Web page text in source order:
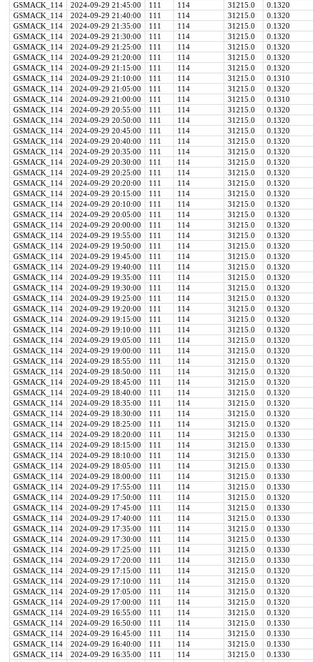
GSMACK_114
2024-09-29 21:45:00 111 114 31215.0
0.1320
GSMACK_114
2024-09-29 21:40:00 111 114 31215.0
0.1320
GSMACK_114
2024-09-29 21:35:00 111 114 31215.0
0.1320
GSMACK_114
2024-09-29 21:30:00 111 114 31215.0
0.1320
GSMACK_114
2024-09-29 21:25:00 111 114 31215.0
0.1320
GSMACK_114
2024-09-29 21:20:00 111 114 31215.0
0.1320
GSMACK_114
2024-09-29 21:15:00 111 114 31215.0
0.1320
GSMACK_114
2024-09-29 21:10:00 111 114 31215.0
0.1310
GSMACK_114
2024-09-29 21:05:00 111 114 31215.0
0.1320
GSMACK_114
2024-09-29 21:00:00 111 114 31215.0
0.1310
GSMACK_114
2024-09-29 20:55:00 111 114 31215.0
0.1320
GSMACK_114
2024-09-29 20:50:00 111 114 31215.0
0.1320
GSMACK_114
2024-09-29 20:45:00 111 114 31215.0
0.1320
GSMACK_114
2024-09-29 20:40:00 111 114 31215.0
0.1320
GSMACK_114
2024-09-29 20:35:00 111 114 31215.0
0.1320
GSMACK_114
2024-09-29 20:30:00 111 114 31215.0
0.1320
GSMACK_114
2024-09-29 20:25:00 111 114 31215.0
0.1320
GSMACK_114
2024-09-29 20:20:00 111 114 31215.0
0.1320
GSMACK_114
2024-09-29 20:15:00 111 114 31215.0
0.1320
GSMACK_114
2024-09-29 20:10:00 111 114 31215.0
0.1320
GSMACK_114
2024-09-29 20:05:00 111 114 31215.0
0.1320
GSMACK_114
2024-09-29 20:00:00 111 114 31215.0
0.1320
GSMACK_114
2024-09-29 19:55:00 111 114 31215.0
0.1320
GSMACK_114
2024-09-29 19:50:00 111 114 31215.0
0.1320
GSMACK_114
2024-09-29 19:45:00 111 114 31215.0
0.1320
GSMACK_114
2024-09-29 19:40:00 111 114 31215.0
0.1320
GSMACK_114
2024-09-29 19:35:00 111 114 31215.0
0.1320
GSMACK_114
2024-09-29 19:30:00 111 114 31215.0
0.1320
GSMACK_114
2024-09-29 19:25:00 111 114 31215.0
0.1320
GSMACK_114
2024-09-29 19:20:00 111 114 31215.0
0.1320
GSMACK_114
2024-09-29 19:15:00 111 114 31215.0
0.1320
GSMACK_114
2024-09-29 19:10:00 111 114 31215.0
0.1320
GSMACK_114
2024-09-29 19:05:00 111 114 31215.0
0.1320
GSMACK_114
2024-09-29 19:00:00 111 114 31215.0
0.1320
GSMACK_114
2024-09-29 18:55:00 111 114 31215.0
0.1320
GSMACK_114
2024-09-29 18:50:00 111 114 31215.0
0.1320
GSMACK_114
2024-09-29 18:45:00 111 114 31215.0
0.1320
GSMACK_114
2024-09-29 18:40:00 111 114 31215.0
0.1320
GSMACK_114
2024-09-29 18:35:00 111 114 31215.0
0.1320
GSMACK_114
2024-09-29 18:30:00 111 114 31215.0
0.1320
GSMACK_114
2024-09-29 18:25:00 111 114 31215.0
0.1320
GSMACK_114
2024-09-29 18:20:00 111 114 31215.0
0.1330
GSMACK_114
2024-09-29 18:15:00 111 114 31215.0
0.1330
GSMACK_114
2024-09-29 18:10:00 111 114 31215.0
0.1330
GSMACK_114
2024-09-29 18:05:00 111 114 31215.0
0.1330
GSMACK_114
2024-09-29 18:00:00 111 114 31215.0
0.1330
GSMACK_114
2024-09-29 17:55:00 111 114 31215.0
0.1330
GSMACK_114
2024-09-29 17:50:00 111 114 31215.0
0.1320
GSMACK_114
2024-09-29 17:45:00 111 114 31215.0
0.1330
GSMACK_114
2024-09-29 17:40:00 111 114 31215.0
0.1330
GSMACK_114
2024-09-29 17:35:00 111 114 31215.0
0.1330
GSMACK_114
2024-09-29 17:30:00 111 114 31215.0
0.1330
GSMACK_114
2024-09-29 17:25:00 111 114 31215.0
0.1330
GSMACK_114
2024-09-29 17:20:00 111 114 31215.0
0.1330
GSMACK_114
2024-09-29 17:15:00 111 114 31215.0
0.1320
GSMACK_114
2024-09-29 17:10:00 111 114 31215.0
0.1320
GSMACK_114
2024-09-29 17:05:00 111 114 31215.0
0.1320
GSMACK_114
2024-09-29 17:00:00 111 114 31215.0
0.1320
GSMACK_114
2024-09-29 16:55:00 111 114 31215.0
0.1320
GSMACK_114
2024-09-29 16:50:00 111 114 31215.0
0.1330
GSMACK_114
2024-09-29 16:45:00 111 114 31215.0
0.1330
GSMACK_114
2024-09-29 16:40:00 111 114 31215.0
0.1330
GSMACK_114
2024-09-29 16:35:00 111 114 31215.0
0.1330